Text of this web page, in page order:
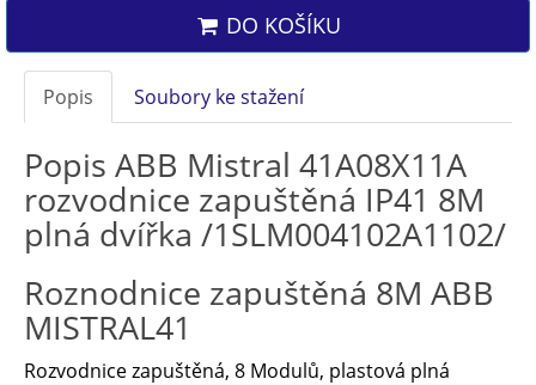
DO KOŠÍKU
Popis Soubory ke stažení
Popis ABB Mistral 41A08X11A
rozvodnice zapuštěná IP41 8M
plná dvířka /1SLM004102A1102/
Roznodnice zapuštěná 8M ABB
MISTRAL41
Rozvodnice zapuštěná, 8 Modulů, plastová plná